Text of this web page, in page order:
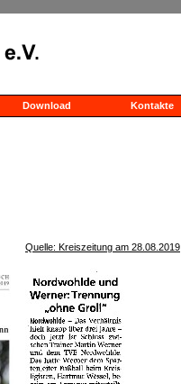
Download Kontakte
Quelle: Kreiszeitung am 28.08.2019